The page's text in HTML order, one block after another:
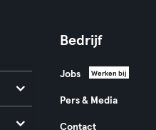
Bedrijf
Jobs Werken bij
Pers & Media
Contact